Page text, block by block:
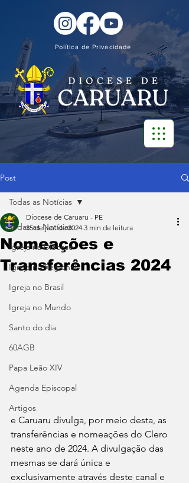
Política de Privacidade
Post
Todas as Notícias
Igreja na Diocese
Igreja no Regional
Igreja no Brasil
Igreja no Mundo
Santo do dia
60AGB
Papa Leão XIV
Agenda Episcopal
Artigos
Todas as Notícias
Nomeações e
Transferências 2024
Diocese de Caruaru - PE
25 de jan. de 2024 3 min de leitura
e Caruaru divulga, por meio desta, as
transferências e nomeações do Clero
neste ano de 2024. A divulgação das
mesmas se dará única e
exclusivamente através deste canal e